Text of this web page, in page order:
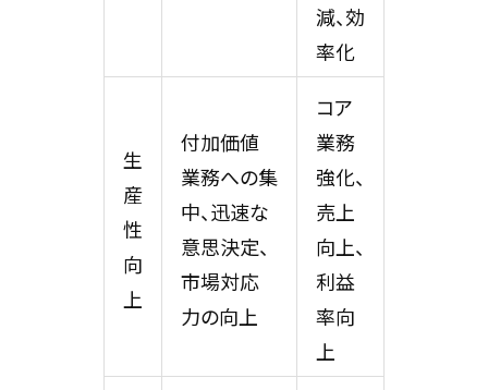
減、効
率化
生
産
性
向
上
付加価値
業務への集
中、迅速な
意思決定、
市場対応
力の向上
コア
業務
強化、
売上
向上、
利益
率向
上